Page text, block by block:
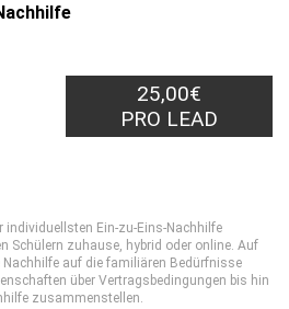
25,00€
PRO LEAD
individuellsten Ein-zu-Eins-Nachhilfe
Schülern zuhause, hybrid oder online. Auf
Nachhilfe auf die familiären Bedürfnisse
über Vertragsbedingungen bis hin
zusammenstellen.